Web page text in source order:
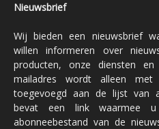
Nieuwsbrief
Wij bieden een nieuwsbrief
willen informeren over
producten, onze diensten
mailadres wordt alleen met
toegevoegd aan de lijst van
bevat een link waarmee
abonneebestand van de